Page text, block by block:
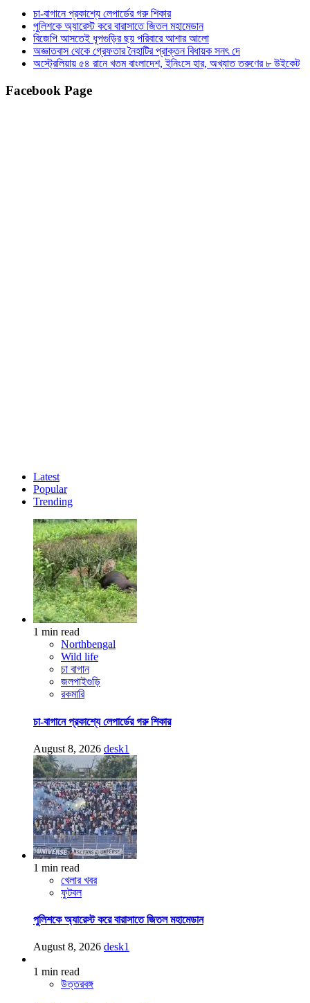
চা-বাগানে প্রকাশ্যে লেপার্ডের গরু শিকার
পুলিশকে অ্যারেস্ট করে বারাসাতে জিতল মহামেডান
বিজেপি আসতেই ধূপগুড়ির ছয় পরিবারে আশার আলো
অজ্ঞাতবাস থেকে গ্রেফতার নৈহাটির প্রাক্তন বিধায়ক সনৎ দে
অস্ট্রেলিয়ায় ৫৪ রানে খতম বাংলাদেশ, ইনিংসে হার, অখ্যাত তরুণের ৮ উইকেট
Facebook Page
Latest
Popular
Trending
1 min read
Northbengal
Wild life
চা বাগান
জলপাইগুড়ি
রকমারি
চা-বাগানে প্রকাশ্যে লেপার্ডের গরু শিকার
August 8, 2026 desk1
1 min read
খেলার খবর
ফুটবল
পুলিশকে অ্যারেস্ট করে বারাসাতে জিতল মহামেডান
August 8, 2026 desk1
1 min read
উত্তরবঙ্গ